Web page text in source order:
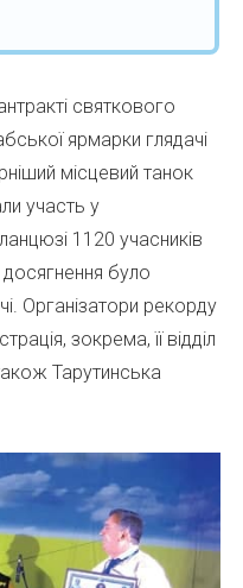
святкового
ярмарки глядачі
місцевий танок
участь у
1120 учасників
було
Організатори рекорду
зокрема, її відділ
Тарутинська